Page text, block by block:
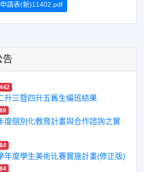
請表(新)11402.pdf
告
442
升三暨四升五舊生編班結果
89
度個別化教育計畫與合作諮詢之實
84
年度學生美術比賽實施計畫(修正版)
84